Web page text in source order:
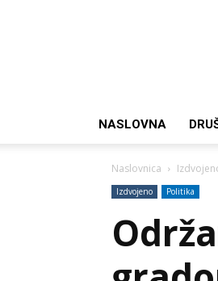
NASLOVNA
Naslovnica
Izdvojeno Politika